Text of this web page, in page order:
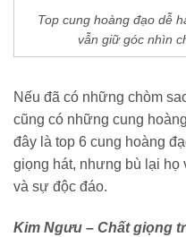
Top cung hoàng đạo dễ
vẫn giữ góc nhìn
Nếu đã có những chòm
cũng có những cung
đây là top 6 cung hoàng
giọng hát, nhưng bù lại họ
và sự độc đáo.
Kim Ngưu – Chất giọng